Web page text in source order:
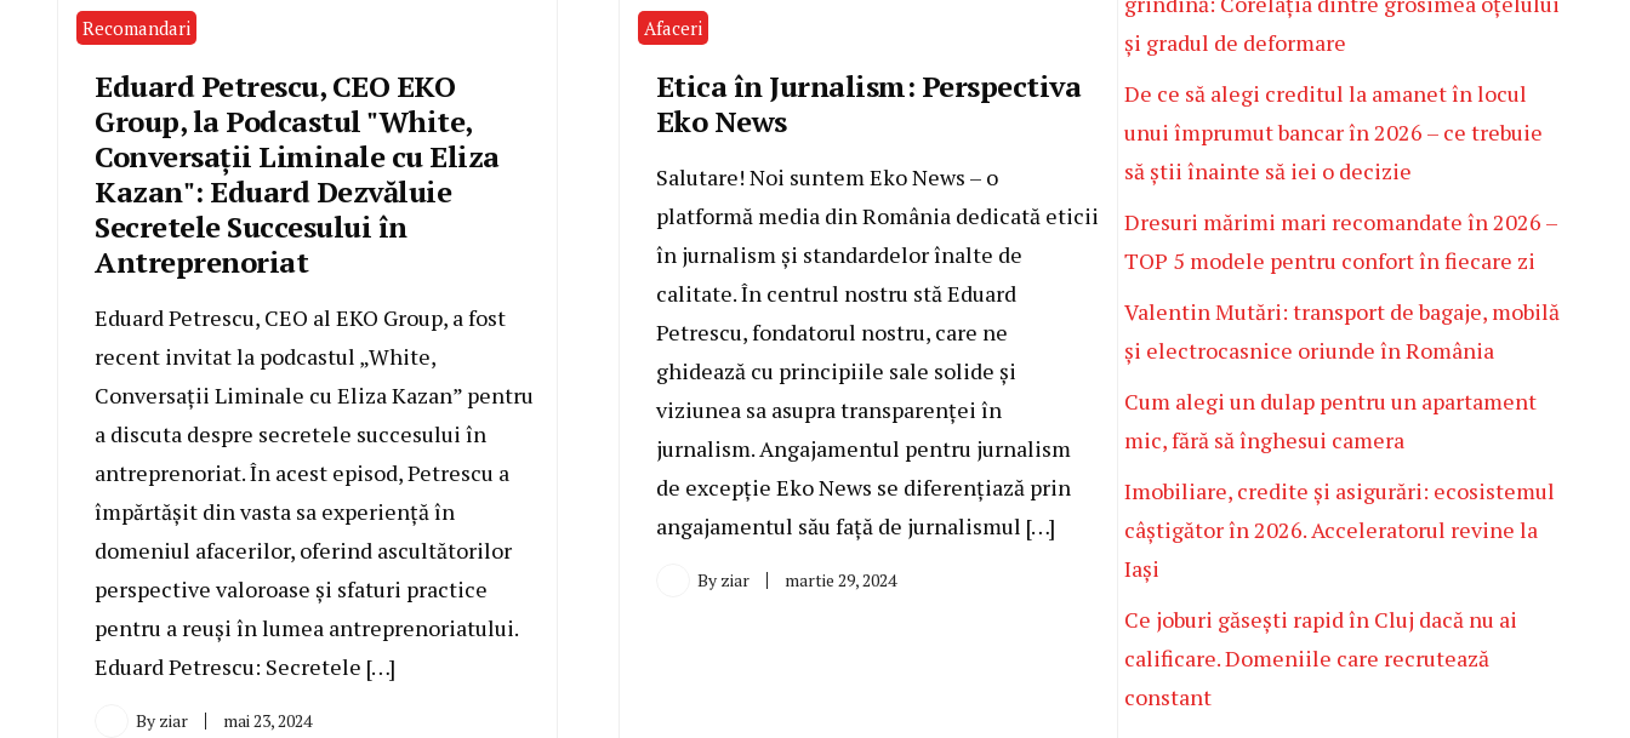
Recomandari
Eduard Petrescu, CEO EKO
Group, la Podcastul "White,
Conversații Liminale cu Eliza
Kazan": Eduard Dezvăluie
Secretele Succesului în
Antreprenoriat
Eduard Petrescu, CEO al EKO Group, a fost
recent invitat la podcastul „White,
Conversații Liminale cu Eliza Kazan” pentru
a discuta despre secretele succesului în
antreprenoriat. În acest episod, Petrescu a
împărtășit din vasta sa experiență în
domeniul afacerilor, oferind ascultătorilor
perspective valoroase și sfaturi practice
pentru a reuși în lumea antreprenoriatului.
Eduard Petrescu: Secretele […]
By ziar mai 23, 2024
Afaceri
Etica în Jurnalism: Perspectiva
Eko News
Salutare! Noi suntem Eko News – o
platformă media din România dedicată eticii
în jurnalism și standardelor înalte de
calitate. În centrul nostru stă Eduard
Petrescu, fondatorul nostru, care ne
ghidează cu principiile sale solide și
viziunea sa asupra transparenței în
jurnalism. Angajamentul pentru jurnalism
de excepție Eko News se diferențiază prin
angajamentul său față de jurnalismul […]
By ziar martie 29, 2024
și gradul de deformare
De ce să alegi creditul la amanet în locul
unui împrumut bancar în 2026 – ce trebuie
să știi înainte să iei o decizie
Dresuri mărimi mari recomandate în 2026 –
TOP 5 modele pentru confort în fiecare zi
Valentin Mutări: transport de bagaje, mobilă
și electrocasnice oriunde în România
Cum alegi un dulap pentru un apartament
mic, fără să înghesui camera
Imobiliare, credite și asigurări: ecosistemul
câștigător în 2026. Acceleratorul revine la
Iași
Ce joburi găsești rapid în Cluj dacă nu ai
calificare. Domeniile care recrutează
constant